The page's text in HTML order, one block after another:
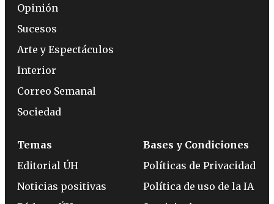
Opinión
Sucesos
Arte y Espectáculos
Interior
Correo Semanal
Sociedad
Temas
Editorial ÚH
Noticias positivas
Bases y Condiciones
Políticas de Privacidad
Política de uso de la IA